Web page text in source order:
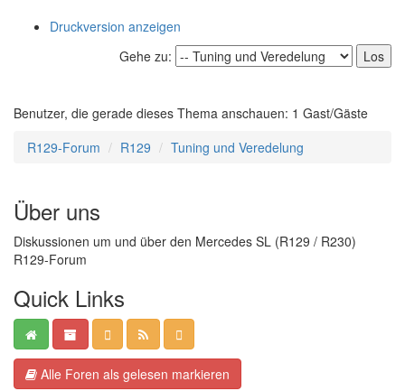
Druckversion anzeigen
Gehe zu:
Benutzer, die gerade dieses Thema anschauen: 1 Gast/Gäste
R129-Forum
R129 Tuning und Veredelung
Über uns
Diskussionen um und über den Mercedes SL (R129 / R230)
R129-Forum
Quick Links
Alle Foren als gelesen markieren